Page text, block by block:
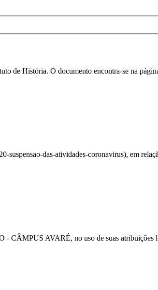
de História. O documento encontra-se na
das-atividades-coronavirus), em
AVARÉ, no uso de suas atribuições